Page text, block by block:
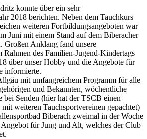
konnte über ein sehr
2018 berichten. Neben dem Tauchkurs
weiteren Fortbildungsangeboten war
Juni mit einem Stand auf dem Biberacher
Großen Anklang fand unsere
Rahmen des Familien-Jugend-Kindertags
über unser Hobby und die Angebote für
informierte.
mit umfangreichem Programm für alle
und Bekannten, wöchentliche
bei Senden (hier hat der TSCB einen
weiteren Tauchsportvereinen gepachtet)
Biberach zweimal in der Woche
Angebot für Jung und Alt, welches der Club